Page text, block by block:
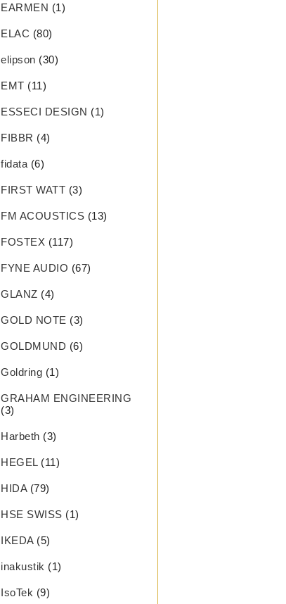
EARMEN (1)
ELAC (80)
elipson (30)
EMT (11)
ESSECI DESIGN (1)
FIBBR (4)
fidata (6)
FIRST WATT (3)
FM ACOUSTICS (13)
FOSTEX (117)
FYNE AUDIO (67)
GLANZ (4)
GOLD NOTE (3)
GOLDMUND (6)
Goldring (1)
GRAHAM ENGINEERING
(3)
Harbeth (3)
HEGEL(11)
HIDA(79)
HSE SWISS (1)
IKEDA(5)
inakustik (1)
IsoTek (9)